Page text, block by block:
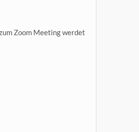
Zoom Meeting werdet